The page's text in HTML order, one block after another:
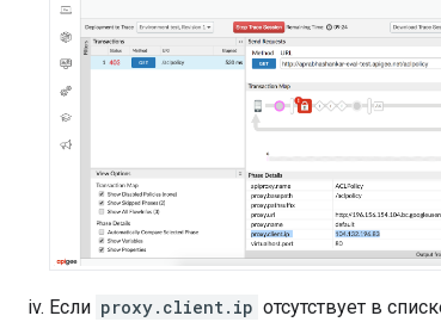
Если proxy.client.ip отсутствует в